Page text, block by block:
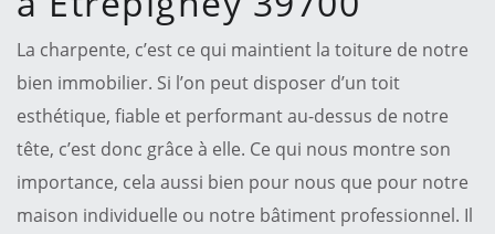
La charpente, c’est ce qui maintient la toiture de notre
bien immobilier. Si l’on peut disposer d’un toit
esthétique, fiable et performant au-dessus de notre
tête, c’est donc grâce à elle. Ce qui nous montre son
importance, cela aussi bien pour nous que pour notre
maison individuelle ou notre bâtiment professionnel. Il